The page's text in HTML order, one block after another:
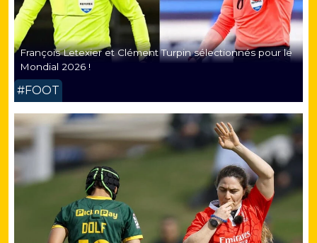
François Letexier et Clément Turpin sélectionnés pour le
Mondial 2026 !
#FOOT